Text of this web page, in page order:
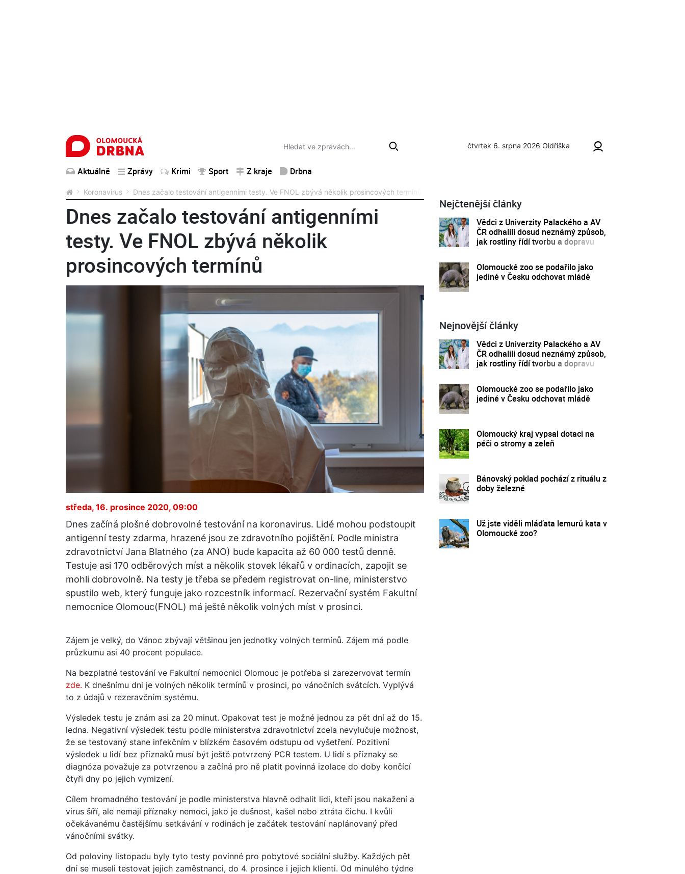
čtvrtek 6. srpna 2026 Oldřiška
Aktuálně Zprávy Krimi Sport Z kraje Drbna
Koronavirus Dnes začalo testování antigenními testy. Ve FNOL zbývá několik prosincových termínů
Dnes začalo testování antigenními
testy. Ve FNOL zbývá několik
prosincových termínů
středa, 16. prosince 2020, 09:00
Dnes začíná plošné dobrovolné testování na koronavirus. Lidé mohou podstoupit
antigenní testy zdarma, hrazené jsou ze zdravotního pojištění. Podle ministra
zdravotnictví Jana Blatného (za ANO) bude kapacita až 60 000 testů denně.
Testuje asi 170 odběrových míst a několik stovek lékařů v ordinacích, zapojit se
mohli dobrovolně. Na testy je třeba se předem registrovat on-line, ministerstvo
spustilo web, který funguje jako rozcestník informací. Rezervační systém Fakultní
nemocnice Olomouc(FNOL) má ještě několik volných míst v prosinci.
Zájem je velký, do Vánoc zbývají většinou jen jednotky volných termínů. Zájem má podle
průzkumu asi 40 procent populace.
Na bezplatné testování ve Fakultní nemocnici Olomouc je potřeba si zarezervovat termín
zde. K dnešnímu dni je volných několik termínů v prosinci, po vánočních svátcích. Vyplývá
to z údajů v rezeravčním systému.
Výsledek testu je znám asi za 20 minut. Opakovat test je možné jednou za pět dní až do 15.
ledna. Negativní výsledek testu podle ministerstva zdravotnictví zcela nevylučuje možnost,
že se testovaný stane infekčním v blízkém časovém odstupu od vyšetření. Pozitivní
výsledek u lidí bez příznaků musí být ještě potvrzený PCR testem. U lidí s příznaky se
diagnóza považuje za potvrzenou a začíná pro ně platit povinná izolace do doby končící
čtyři dny po jejich vymizení.
Cílem hromadného testování je podle ministerstva hlavně odhalit lidi, kteří jsou nakažení a
virus šíří, ale nemají příznaky nemoci, jako je dušnost, kašel nebo ztráta čichu. I kvůli
očekávanému častějšímu setkávání v rodinách je začátek testování naplánovaný před
vánočními svátky.
Od poloviny listopadu byly tyto testy povinné pro pobytové sociální služby. Každých pět
dní se museli testovat jejich zaměstnanci, do 4. prosince i jejich klienti. Od minulého týdne
Nejčtenější články
Vědci z Univerzity Palackého a AV
ČR odhalili dosud neznámý způsob,
jak rostliny řídí tvorbu a dopravu
Olomoucké zoo se podařilo jako
jediné v Česku odchovat mládě
Nejnovější články
Vědci z Univerzity Palackého a AV
ČR odhalili dosud neznámý způsob,
jak rostliny řídí tvorbu a dopravu
Olomoucké zoo se podařilo jako
jediné v Česku odchovat mládě
Olomoucký kraj vypsal dotaci na
péči o stromy a zeleň
Bánovský poklad pochází z rituálu z
doby železné
Už jste viděli mláďata lemurů kata v
Olomoucké zoo?